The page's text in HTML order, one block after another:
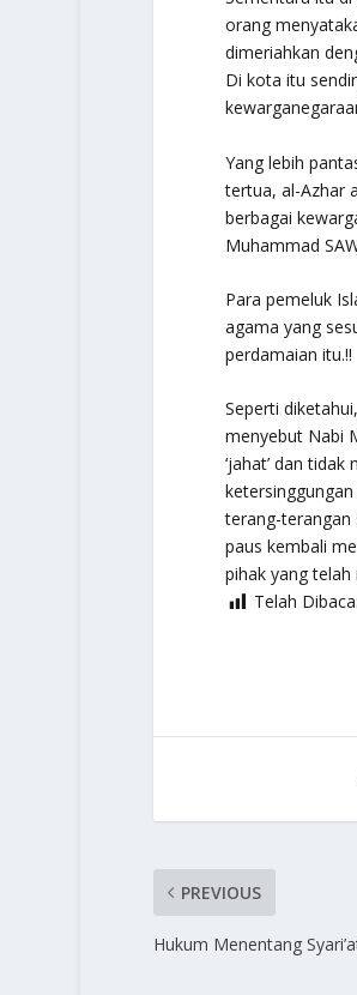
orang
dimeriahkan
Di kota itu
Yang lebih
tertua, al-Azhar
berbagai
Muhammad
Para pemeluk
agama yang
perdamaian itu.!!
Seperti
menyebut Nabi
‘jahat’ dan
terang-terangan
paus kembali
pihak yang telah
Telah Dibaca:
PREVIOUS
Hukum Menentang